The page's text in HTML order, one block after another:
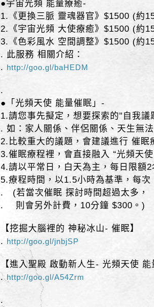
●宇宙光頻 能量療癒-
1.《更換三脈 靈魂器官》$1500 (約
2.《宇宙光頻 大使療癒》$1500 (約
3.《色彩風水 空間調整》$1500 (約
. 此服務 相關介紹：
. http://goo.gl/baHEDM
.
●「光頻天使 能量催眠」-
1.請您事先擬定，想要探索的"自我議
. 如：家人關係、伴侶關係、天生無
2.比較重大的議題，會建議進行 催眠
3.催眠療程裡，會直接融入 “光頻天
4.請以平常日，白天為主，每日限額
5.療程時間，以1.5小時為基準，每次
. (若當次催眠 探討時間超過太多，
. 則會另外計費，10分鐘 $300。)
【挖掘大腦裡的 神秘冰山- 催眠】
. http://goo.gl/jnbjSP
【進入聖殿 啟動新人生- 光頻天使
. http://goo.gl/A54Zrm
.